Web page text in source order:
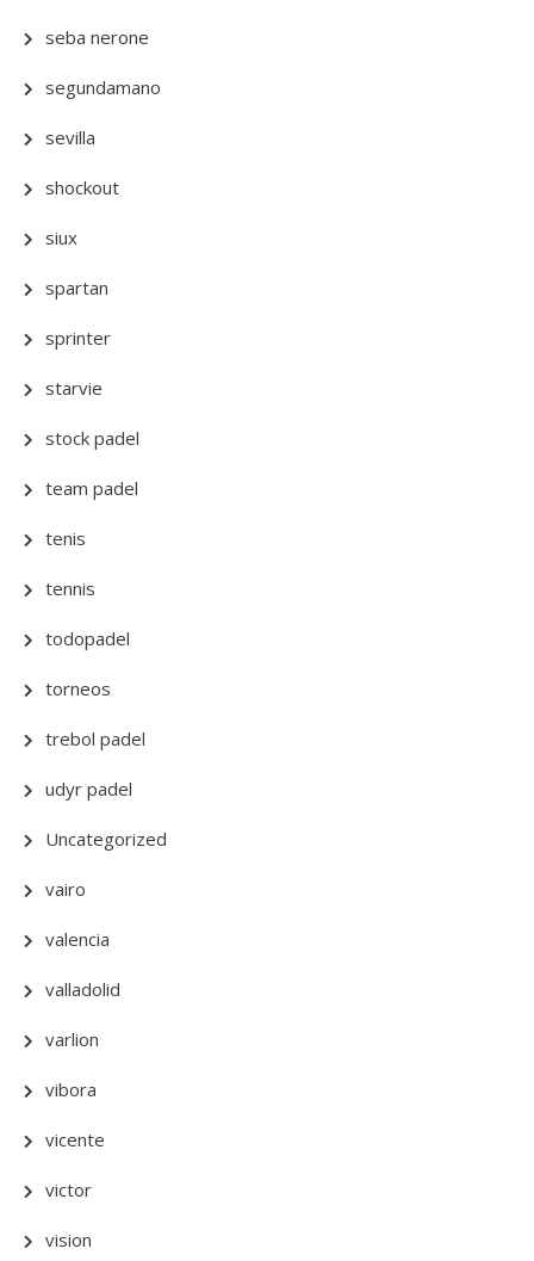
seba nerone
segundamano
sevilla
shockout
siux
spartan
sprinter
starvie
stock padel
team padel
tenis
tennis
todopadel
torneos
trebol padel
udyr padel
Uncategorized
vairo
valencia
valladolid
varlion
vibora
vicente
victor
vision